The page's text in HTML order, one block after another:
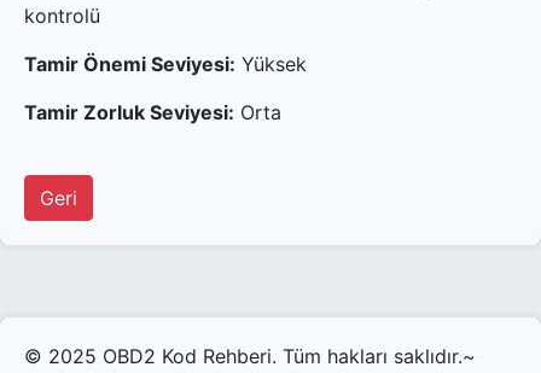
kontrolü
Tamir Önemi Seviyesi: Yüksek
Tamir Zorluk Seviyesi: Orta
Geri
© 2025 OBD2 Kod Rehberi. Tüm hakları saklıdır.~